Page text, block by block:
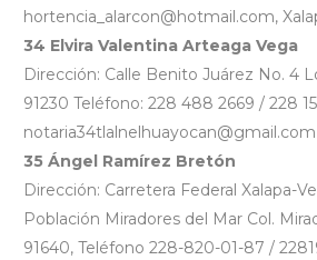
hortencia_alarcon@hotmail.com,
34 Elvira Valentina Arteaga Vega
Dirección: Calle Benito Juárez No. 4
91230 Teléfono: 228 488 2669 / 228
notaria34tlalnelhuayocan@gmail.com
35 Ángel Ramírez Bretón
Dirección: Carretera Federal Xalapa-
Población Miradores del Mar Col.
91640, Teléfono 228-820-01-87 /